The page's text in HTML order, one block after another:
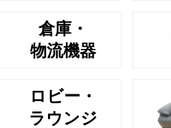
倉庫・
物流機器
ロビー・
ラウンジ